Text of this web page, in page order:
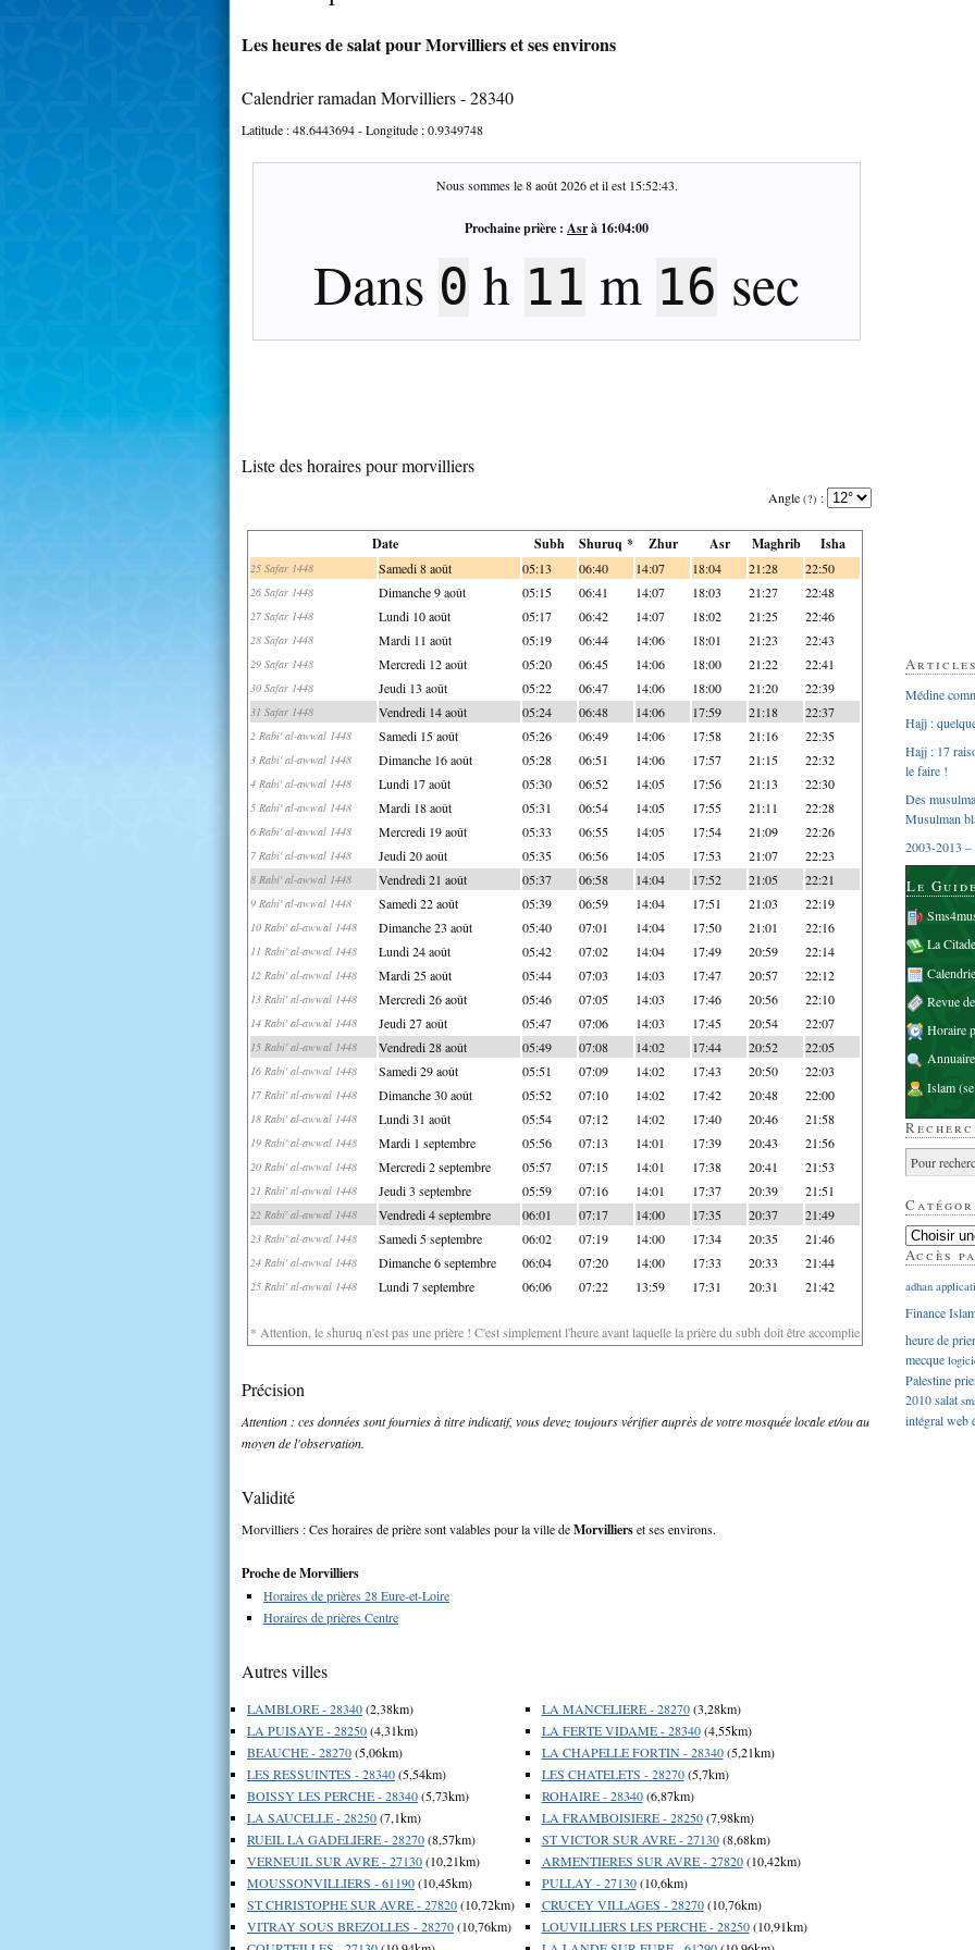
Les heures de salat pour Morvilliers et ses environs
Calendrier ramadan Morvilliers - 28340
Latitude :48.6443694- Longitude :0.9349748
Nous sommes le8 août 2026et il est 15:52:44.
Prochaine prière : Asrà 16:04:00
Dans 0 h 11 m 15 sec
Liste des horaires pour morvilliers
Angle (?) :
Date Subh Shuruq * Zhur Asr Maghrib Isha
25 Safar 1448 Samedi 8 août 05:13 06:40 14:07 18:04 21:28 22:50
26 Safar 1448 Dimanche 9 août 05:15 06:41 14:07 18:03 21:27 22:48
27 Safar 1448 Lundi 10 août 05:17 06:42 14:07 18:02 21:25 22:46
28 Safar 1448 Mardi 11 août 05:19 06:44 14:06 18:01 21:23 22:43
29 Safar 1448 Mercredi 12 août 05:20 06:45 14:06 18:00 21:22 22:41
30 Safar 1448 Jeudi 13 août 05:22 06:47 14:06 18:00 21:20 22:39
31 Safar 1448 Vendredi 14 août 05:24 06:48 14:06 17:59 21:18 22:37
2 Rabi' al-awwal 1448 Samedi 15 août 05:26 06:49 14:06 17:58 21:16 22:35
3 Rabi' al-awwal 1448 Dimanche 16 août 05:28 06:51 14:06 17:57 21:15 22:32
4 Rabi' al-awwal 1448 Lundi 17 août 05:30 06:52 14:05 17:56 21:13 22:30
5 Rabi' al-awwal 1448 Mardi 18 août 05:31 06:54 14:05 17:55 21:11 22:28
6 Rabi' al-awwal 1448 Mercredi 19 août 05:33 06:55 14:05 17:54 21:09 22:26
7 Rabi' al-awwal 1448 Jeudi 20 août 05:35 06:56 14:05 17:53 21:07 22:23
8 Rabi' al-awwal 1448 Vendredi 21 août 05:37 06:58 14:04 17:52 21:05 22:21
9 Rabi' al-awwal 1448 Samedi 22 août 05:39 06:59 14:04 17:51 21:03 22:19
10 Rabi' al-awwal 1448 Dimanche 23 août 05:40 07:01 14:04 17:50 21:01 22:16
11 Rabi' al-awwal 1448 Lundi 24 août 05:42 07:02 14:04 17:49 20:59 22:14
12 Rabi' al-awwal 1448 Mardi 25 août 05:44 07:03 14:03 17:47 20:57 22:12
13 Rabi' al-awwal 1448 Mercredi 26 août 05:46 07:05 14:03 17:46 20:56 22:10
14 Rabi' al-awwal 1448 Jeudi 27 août 05:47 07:06 14:03 17:45 20:54 22:07
15 Rabi' al-awwal 1448 Vendredi 28 août 05:49 07:08 14:02 17:44 20:52 22:05
16 Rabi' al-awwal 1448 Samedi 29 août 05:51 07:09 14:02 17:43 20:50 22:03
17 Rabi' al-awwal 1448 Dimanche 30 août 05:52 07:10 14:02 17:42 20:48 22:00
18 Rabi' al-awwal 1448 Lundi 31 août 05:54 07:12 14:02 17:40 20:46 21:58
19 Rabi' al-awwal 1448 Mardi 1 septembre 05:56 07:13 14:01 17:39 20:43 21:56
20 Rabi' al-awwal 1448 Mercredi 2 septembre 05:57 07:15 14:01 17:38 20:41 21:53
21 Rabi' al-awwal 1448 Jeudi 3 septembre 05:59 07:16 14:01 17:37 20:39 21:51
22 Rabi' al-awwal 1448 Vendredi 4 septembre 06:01 07:17 14:00 17:35 20:37 21:49
23 Rabi' al-awwal 1448 Samedi 5 septembre 06:02 07:19 14:00 17:34 20:35 21:46
24 Rabi' al-awwal 1448 Dimanche 6 septembre 06:04 07:20 14:00 17:33 20:33 21:44
25 Rabi' al-awwal 1448 Lundi 7 septembre 06:06 07:22 13:59 17:31 20:31 21:42
* Attention, le shuruq n'est pas une prière ! C'est simplement l'heure avant laquelle la prière du subh doit être accomplie
Précision
Attention : ces données sont fournies à titre indicatif, vous devez toujours vérifier auprès de votre mosquée locale et/ou au
moyen de l'observation.
Validité
Morvilliers : Ces horaires de prière sont valables pour la ville deMorvillierset ses environs.
Proche de Morvilliers
Horaires de prières 28 Eure-et-Loire
Horaires de prières Centre
Autres villes
LAMBLORE - 28340(2,38km)
LA PUISAYE - 28250(4,31km)
BEAUCHE - 28270(5,06km)
LES RESSUINTES - 28340(5,54km)
BOISSY LES PERCHE - 28340(5,73km)
LA SAUCELLE - 28250(7,1km)
RUEIL LA GADELIERE - 28270(8,57km)
VERNEUIL SUR AVRE - 27130(10,21km)
MOUSSONVILLIERS - 61190(10,45km)
ST CHRISTOPHE SUR AVRE - 27820(10,72km)
VITRAY SOUS BREZOLLES - 28270(10,76km)
LA MANCELIERE - 28270(3,28km)
LA FERTE VIDAME - 28340(4,55km)
LA CHAPELLE FORTIN - 28340(5,21km)
LES CHATELETS - 28270(5,7km)
ROHAIRE - 28340(6,87km)
LA FRAMBOISIERE - 28250(7,98km)
ST VICTOR SUR AVRE - 27130(8,68km)
ARMENTIERES SUR AVRE - 27820(10,42km)
PULLAY - 27130(10,6km)
CRUCEY VILLAGES - 28270(10,76km)
LOUVILLIERS LES PERCHE - 28250(10,91km)
Médine
Hajj :
Hajj : 17
le faire !
Des
Musulman
2003-2013 –
Le
La
Revue
Horaire
Islam
Accès
adhan
Finance
heure de
mecque
Palestine
2010salat
intégralweb